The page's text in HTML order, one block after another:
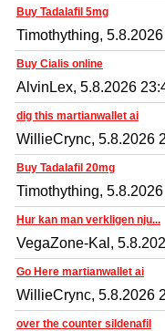
Buy Tadalafil 5mg
Timothything,
Buy Cialis online
AlvinLex, 5.8.2026
dig this martianwallet ai
WillieCrync, 5.8.2026
Buy Tadalafil 20mg
Timothything,
Hur kan man verkligen nju...
VegaZone-Kal,
Go Here martianwallet ai
WillieCrync, 5.8.2026
over the counter sildenafil